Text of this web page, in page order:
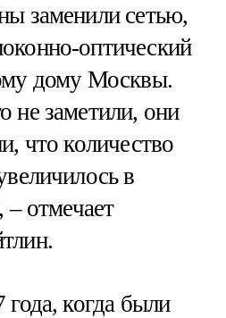
заменили сетью,
оптический
дому Москвы.
не заметили, они
что количество
в
– отмечает
когда были